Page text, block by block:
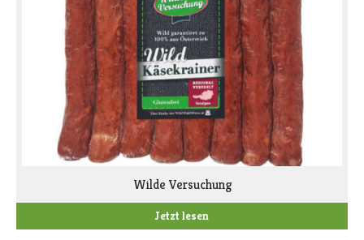
Wilde Versuchung
Jetzt lesen